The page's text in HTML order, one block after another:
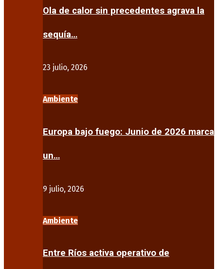
Ola de calor sin precedentes agrava la
sequía…
23 julio, 2026
Ambiente
Europa bajo fuego: Junio de 2026 marca
un…
9 julio, 2026
Ambiente
Entre Ríos activa operativo de